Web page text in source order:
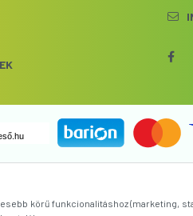
körű funkcionalitáshoz (marketing,